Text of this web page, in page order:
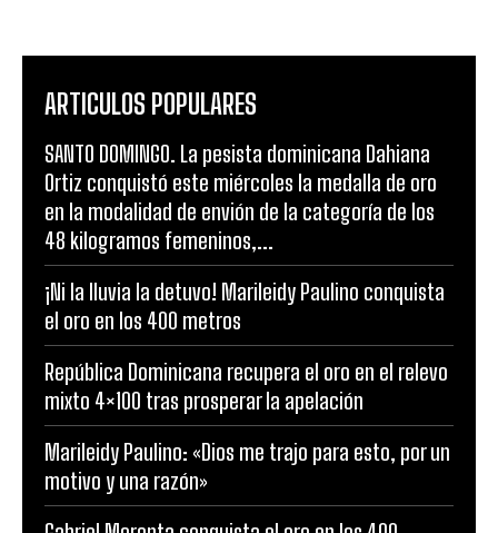
ARTICULOS POPULARES
SANTO DOMINGO. La pesista dominicana Dahiana
Ortiz conquistó este miércoles la medalla de oro
en la modalidad de envión de la categoría de los
48 kilogramos femeninos,...
¡Ni la lluvia la detuvo! Marileidy Paulino conquista
el oro en los 400 metros
República Dominicana recupera el oro en el relevo
mixto 4×100 tras prosperar la apelación
Marileidy Paulino: «Dios me trajo para esto, por un
motivo y una razón»